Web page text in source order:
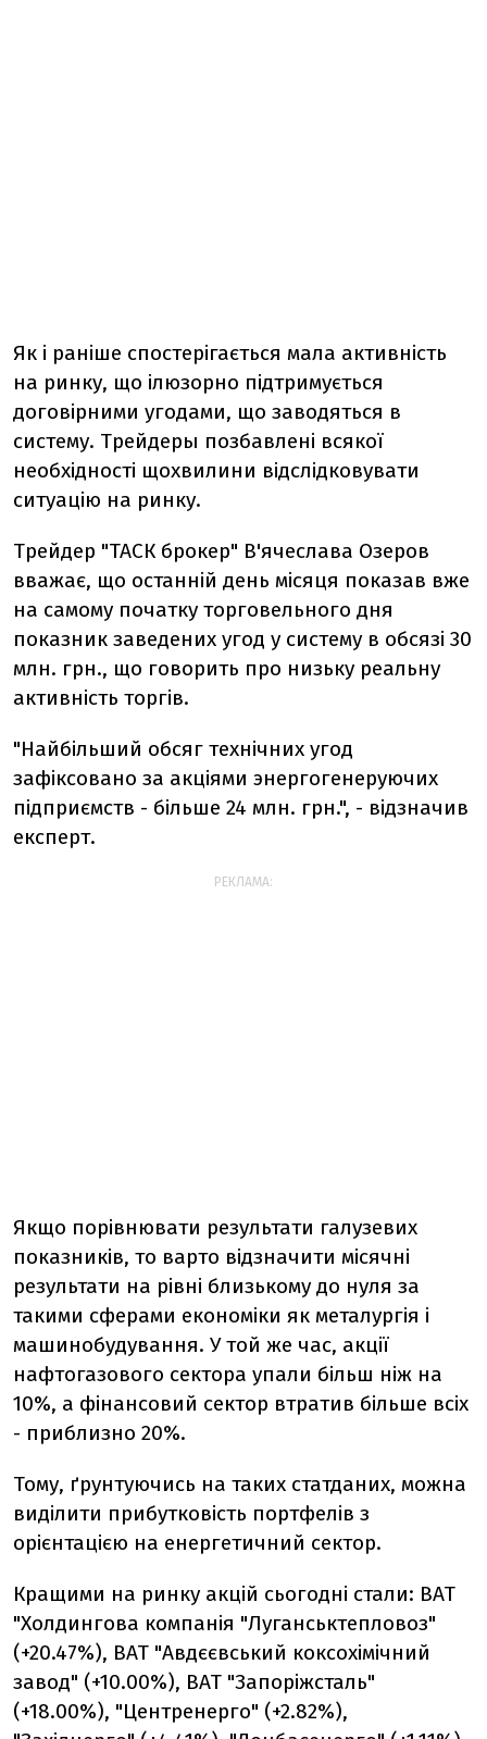
Як і раніше спостерігається мала активність
на ринку, що ілюзорно підтримується
договірними угодами, що заводяться в
систему. Трейдеры позбавлені всякої
необхідності щохвилини відслідковувати
ситуацію на ринку.
Трейдер "ТАСК брокер" В'ячеслава Озеров
вважає, що останній день місяця показав вже
на самому початку торговельного дня
показник заведених угод у систему в обсязі 30
млн. грн., що говорить про низьку реальну
активність торгів.
"Найбільший обсяг технічних угод
зафіксовано за акціями энергогенеруючих
підприємств - більше 24 млн. грн.", - відзначив
експерт.
РЕКЛАМА:
Якщо порівнювати результати галузевих
показників, то варто відзначити місячні
результати на рівні близькому до нуля за
такими сферами економіки як металургія і
машинобудування. У той же час, акції
нафтогазового сектора упали більш ніж на
10%, а фінансовий сектор втратив більше всіх
- приблизно 20%.
Тому, ґрунтуючись на таких статданих, можна
виділити прибутковість портфелів з
орієнтацією на енергетичний сектор.
Кращими на ринку акцій сьогодні стали: ВАТ
"Холдингова компанія "Луганськтепловоз"
(+20.47%), ВАТ "Авдєєвський коксохімічний
завод" (+10.00%), ВАТ "Запоріжсталь"
(+18.00%), "Центренерго" (+2.82%),